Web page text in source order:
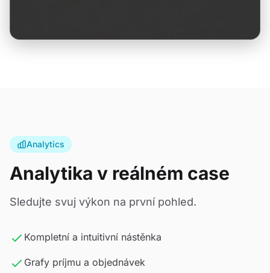
Analytics
Analytika v reálném case
Sledujte svuj výkon na první pohled.
Kompletní a intuitivní nástěnka
Grafy príjmu a objednávek